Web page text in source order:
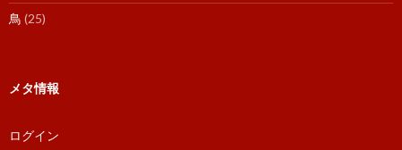
鳥 (25)
メタ情報
ログイン